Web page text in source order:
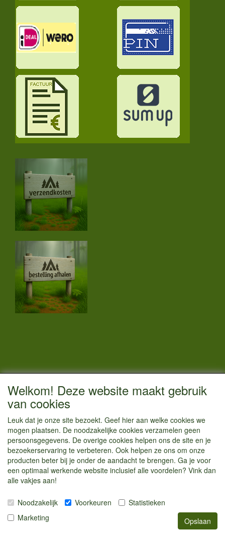
CONTACTGEGEVENS
Vestigingsadres:
Hoofdweg 36
1433 JW Kudelstaart
info@kamperenenzo.nl
Tel : 06 125 82 112
Handelend onder
KvK nummer : 70477329
Welkom! Deze website maakt gebruik
van cookies
Leuk dat je onze site bezoekt. Geef hier aan welke cookies we
mogen plaatsen. De noodzakelijke cookies verzamelen geen
persoonsgegevens. De overige cookies helpen ons de site en je
bezoekerservaring te verbeteren. Ook helpen ze ons om onze
producten beter bij je onder de aandacht te brengen. Ga je voor
een optimaal werkende website inclusief alle voordelen? Vink dan
alle vakjes aan!
Noodzakelijk Voorkeuren
Statistieken
Marketing
Opslaan